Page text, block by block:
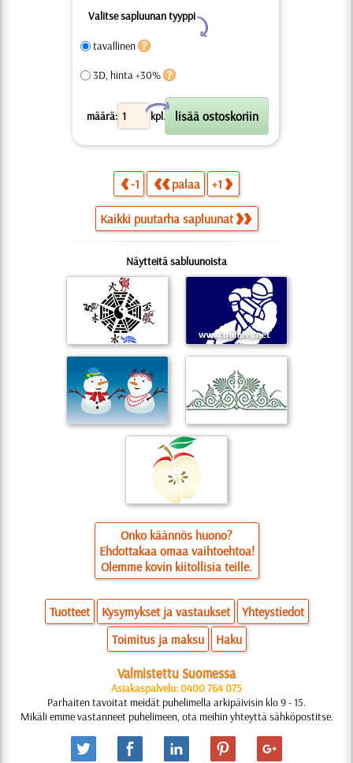
Valitse sapluunan tyyppi
Y
tavallinen
3D, hinta +30%
määrä: kpl.
X
-1 palaa +1
Kaikki puutarha sapluunat
Näytteitä sabluunoista
Onko käännös huono?
Ehdottakaa omaa vaihtoehtoa!
Olemme kovin kiitollisia teille.
Tuotteet Kysymykset ja vastaukset
Yhteystiedot
Toimitus ja maksu
Haku
Valmistettu Suomessa
Asiakaspalvelu: 0400 764 075
Parhaiten tavoitat meidät puhelimella arkipäivisin klo 9 - 15.
Mikäli emme vastanneet puhelimeen, ota meihin yhteyttä sähköpostitse.